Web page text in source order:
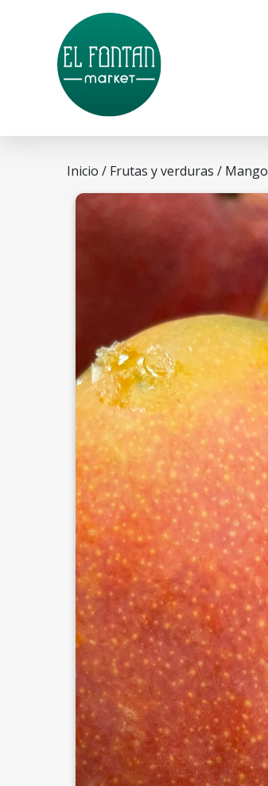
Inicio / Frutas y verduras / Mango